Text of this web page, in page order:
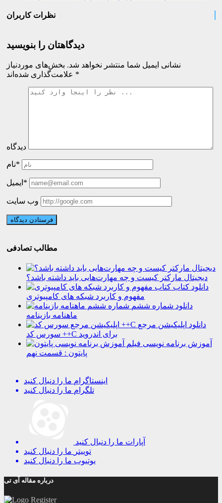
نظرات کاربران
دیدگاهتان را بنویسید
نشانی ایمیل شما منتشر نخواهد شد. بخش‌های موردنیاز
*
دیدگاه
نام*
ایمیل*
وب سایت
مطالب تصادفی
دیجیتال مارکتر کیست و چه مهارت‌هایی باید داشته باشد؟
دانلود کتاب
مفهوم و کاربرد شبکه های کامپیوتری
دانلود شماره ششم
ماهنامه بازینامه
دانلود اپلیکیشن مرجع
سورس کد ++C برای اندروید
آموزش برنامه نویسی
پایتون : قسمت نهم
اینستاگرام ما را دنبال کنید
تلگرام ما را دنبال کنید
آپارات ما را دنبال کنید
توییتر ما را دنبال کنید
یوتیوب ما را دنبال کنید
درباره مقاله آی تی